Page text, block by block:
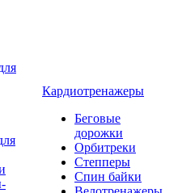
Кардиотренажеры
Беговые
дорожки
Орбитреки
Степперы
Спин байки